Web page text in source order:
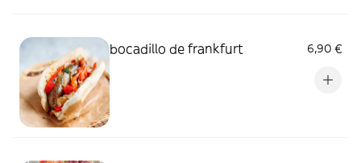
bocadillo de frankfurt 6,90 €